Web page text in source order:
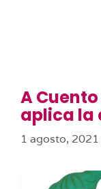
A
aplica la
1 agosto, 2021